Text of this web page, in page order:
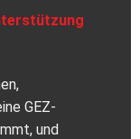
GEZ-
und